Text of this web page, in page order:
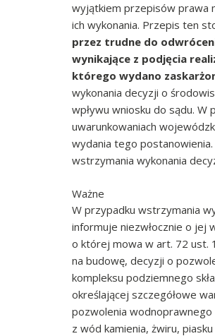
wyjątkiem przepisów prawa
ich wykonania. Przepis ten
przez trudne do
wynikające z podjęcia
którego wydano
wykonania decyzji o
wpływu wniosku do sądu.
uwarunkowaniach
wydania tego
wstrzymania wykonania
Ważne
W przypadku wstrzymania
informuje niezwłocznie o jej
o której mowa w art. 72 ust.
na budowę, decyzji o
kompleksu podziemnego
określającej szczegółowe
pozwolenia
z wód kamienia, żwiru,